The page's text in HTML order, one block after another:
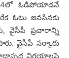
ఓడిపోయాడ‌నే
ఓటు జ‌న‌సేన‌కు
వైసీపీ ప్ర‌చారాన్ని
వైసీపీ స‌ర్కారు
నిర్ణ‌యాల‌పై